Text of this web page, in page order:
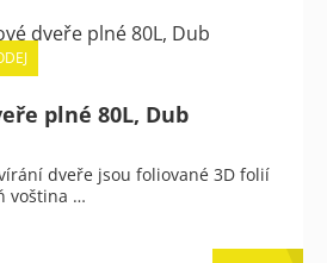
plné 80L, Dub
dveře jsou foliované 3D folií
voština …